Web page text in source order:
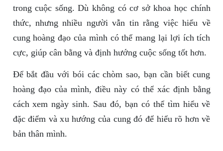
trong cuộc sống. Dù không có cơ sở khoa học chính
thức, nhưng nhiều người vẫn tin rằng việc hiểu về
cung hoàng đạo của mình có thể mang lại lợi ích tích
cực, giúp cân bằng và định hướng cuộc sống tốt hơn.
Để bắt đầu với bói các chòm sao, bạn cần biết cung
hoàng đạo của mình, điều này có thể xác định bằng
cách xem ngày sinh. Sau đó, bạn có thể tìm hiểu về
đặc điểm và xu hướng của cung đó để hiểu rõ hơn về
bản thân mình.